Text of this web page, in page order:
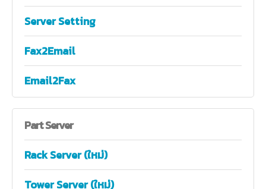
Server Setting
Fax2Email
Email2Fax
PartServer
Rack Server (ใหม่)
Tower Server (ใหม่)